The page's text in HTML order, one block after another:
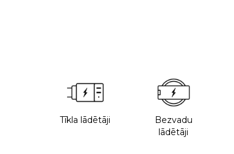
Tīkla lādētāji
Bezvadu
lādētāji